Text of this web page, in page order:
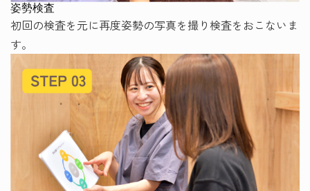
姿勢検査
初回の検査を元に再度姿勢の写真を撮り検査をおこないま
す。